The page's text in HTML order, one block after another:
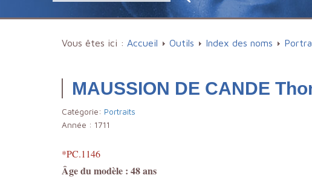
Vous êtes ici : Accueil Outils Index des noms
MAUSSION DE CANDE
Catégorie: Portraits
Année : 1711
*PC.1146
Âge du modèle : 48 ans